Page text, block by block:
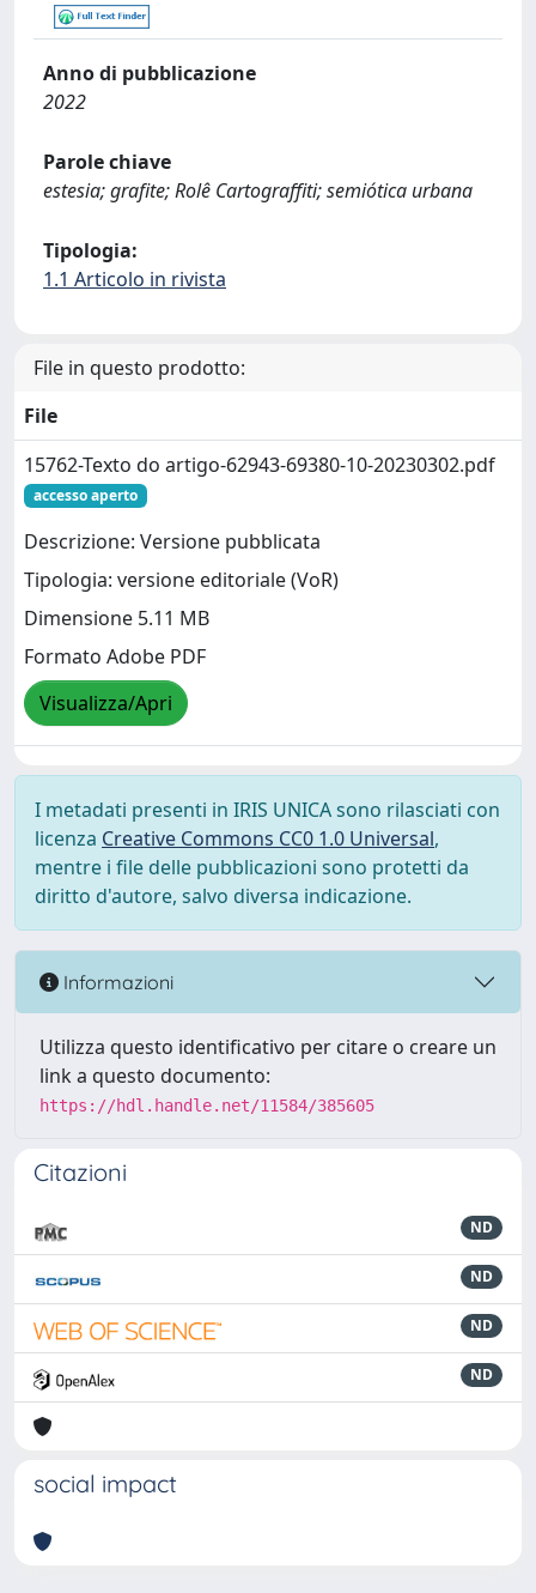
Anno di pubblicazione
2022
Parole chiave
estesia; grafite; Rolê Cartograffiti; semiótica urbana
Tipologia:
1.1 Articolo in rivista
File in questo prodotto:
File
15762-Texto do artigo-62943-69380-10-20230302.pdf
accesso aperto
Descrizione: Versione pubblicata
Tipologia: versione editoriale (VoR)
Dimensione 5.11 MB
Formato Adobe PDF
Visualizza/Apri
I metadati presenti in IRIS UNICA sono rilasciati con
licenza Creative Commons CC0 1.0 Universal,
mentre i file delle pubblicazioni sono protetti da
diritto d'autore, salvo diversa indicazione.
Informazioni
Utilizza questo identificativo per citare o creare un
link a questo documento:
https://hdl.handle.net/11584/385605
Citazioni
ND
ND
ND
ND
social impact